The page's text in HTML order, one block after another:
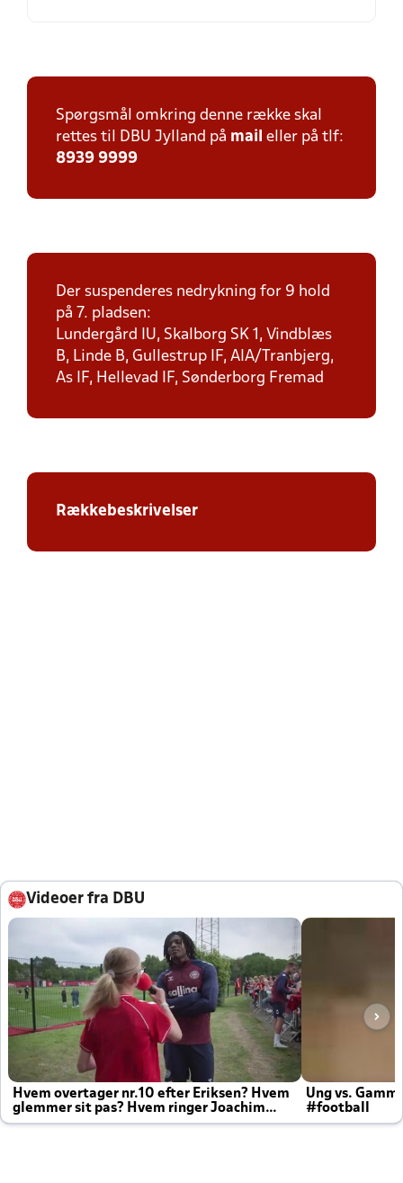
Spørgsmål omkring denne række skal
rettes til DBU Jylland på mail eller på tlf:
8939 9999
Der suspenderes nedrykning for 9 hold
på 7. pladsen:
Lundergård IU, Skalborg SK 1, Vindblæs
B, Linde B, Gullestrup IF, AIA/Tranbjerg,
As IF, Hellevad IF, Sønderborg Fremad
Rækkebeskrivelser
Videoer fra DBU
Hvem overtager nr.10 efter Eriksen? Hvem
glemmer sit pas? Hvem ringer Joachim
altid til efter kampe?
Ung vs.
#football